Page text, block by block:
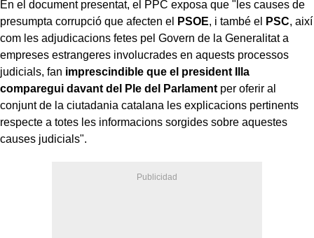
En el document presentat, el PPC exposa que "les causes de
presumpta corrupció que afecten el
PSOE, i també el PSC, així
com les adjudicacions fetes pel Govern de la Generalitat a
empreses estrangeres involucrades en aquests processos
judicials, fan imprescindible que el president Illa
comparegui davant del Ple del Parlament per oferir al
conjunt de la ciutadania catalana les explicacions pertinents
respecte a totes les informacions sorgides sobre aquestes
causes judicials".